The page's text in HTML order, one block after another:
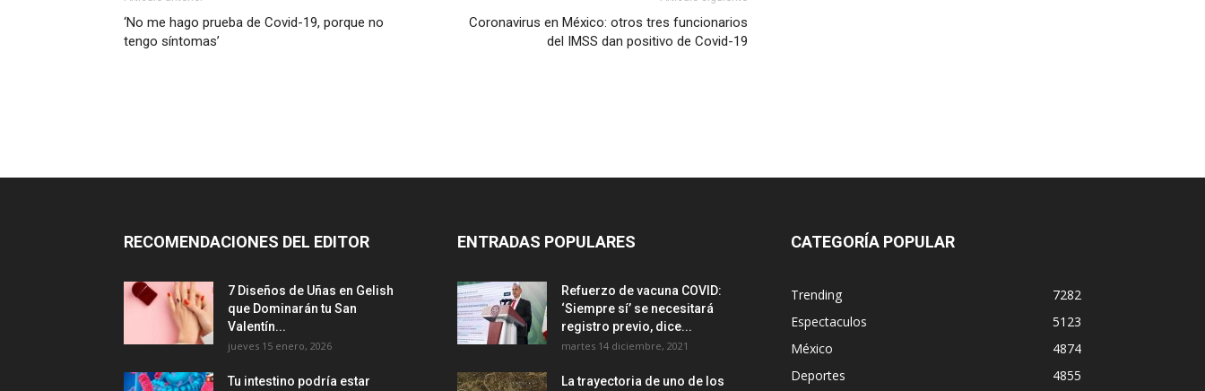
‘No me hago prueba de Covid-19, porque no
tengo síntomas’
Coronavirus en México: otros tres funcionarios
del IMSS dan positivo de Covid-19
RECOMENDACIONES DEL EDITOR
7 Diseños de Uñas en Gelish
que Dominarán tu San
Valentín...
jueves 15 enero, 2026
Tu intestino podría estar
ENTRADAS POPULARES
Refuerzo de vacuna COVID:
‘Siempre sí’ se necesitará
registro previo, dice...
martes 14 diciembre, 2021
La trayectoria de uno de los
CATEGORÍA POPULAR
Trending
7282
Espectaculos
5123
México
4874
Deportes
4855